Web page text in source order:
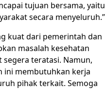
tujuan bersama, yaitu
secara menyeluruh.”
kuat dari pemerintah dan
masalah kesehatan
teratasi. Namun,
ini membutuhkan kerja
pihak terkait. Semoga